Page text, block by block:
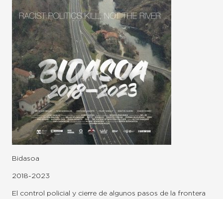
Bidasoa
2018-2023
El control policial y cierre de algunos pasos de la frontera